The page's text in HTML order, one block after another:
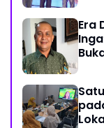
Era